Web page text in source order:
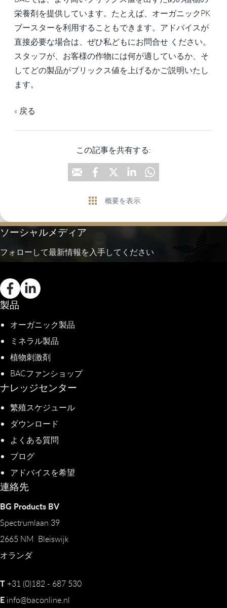
栄養剤を提供しています。たとえば、オーガニックPK
ブースターを利用することもできます。アドバイスが
直接必要な場合は、ぜひ私どもにお問合せ ください。
スタッフが、お客様の作物には何が適しているか、そ
してどの製品がブリックス値を上げるかご説明いたし
ます。
« 戻る
この記事を共有する:
概要を表示
ソーシャルメディア
フォローして最新情報を入手してください
製品
オーガニック製品
ミネラル製品
植物刺激剤
BACファンショップ
ナレッジセンター
繁殖スケジュール
ダウンロード
よくある質問
ブログ
アドバイスを希望
連絡先
BG Products BV
Spectrumlaan 39
2665 NM Bleiswijk
オランダ
T+31 (0)182 - 687 530
E info@baconline.nl